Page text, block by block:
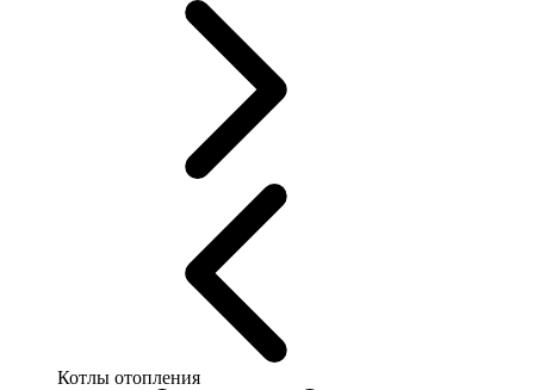
Котлы отопления